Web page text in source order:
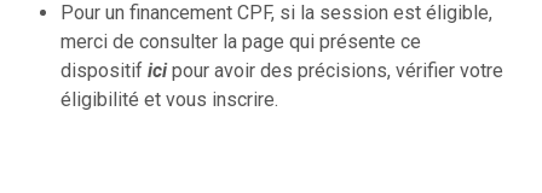
Pour un financement CPF, si la session est éligible,
merci de consulter la page qui présente ce
dispositif icipour avoir des précisions, vérifier votre
éligibilité et vous inscrire.